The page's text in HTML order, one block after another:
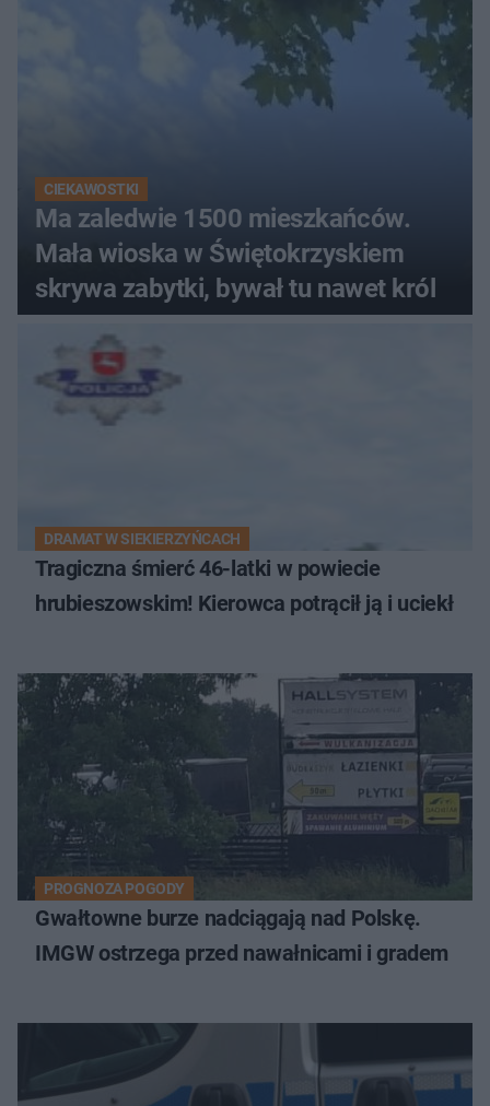
CIEKAWOSTKI
Ma zaledwie 1500 mieszkańców.
Mała wioska w Świętokrzyskiem
skrywa zabytki, bywał tu nawet król
DRAMAT W SIEKIERZYŃCACH
Tragiczna śmierć 46-latki w powiecie
hrubieszowskim! Kierowca potrącił ją i uciekł
PROGNOZA POGODY
Gwałtowne burze nadciągają nad Polskę.
IMGW ostrzega przed nawałnicami i gradem